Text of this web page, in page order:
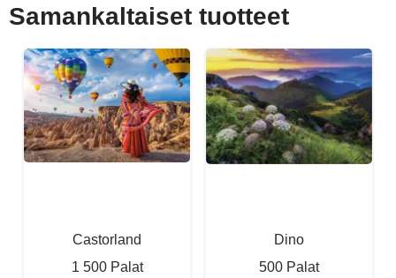
Samankaltaiset tuotteet
Castorland
1 500 Palat
Dino
500 Palat